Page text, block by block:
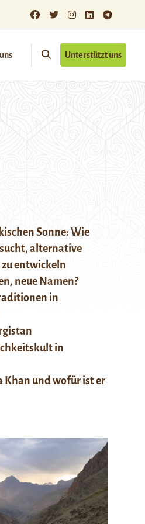
Unterstützt uns
Sonne: Wie
alternative
entwickeln
neue Namen?
in
in
Khan und wofür ist er